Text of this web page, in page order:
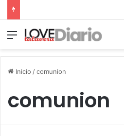
Menú
Inicio /comunion
comunion